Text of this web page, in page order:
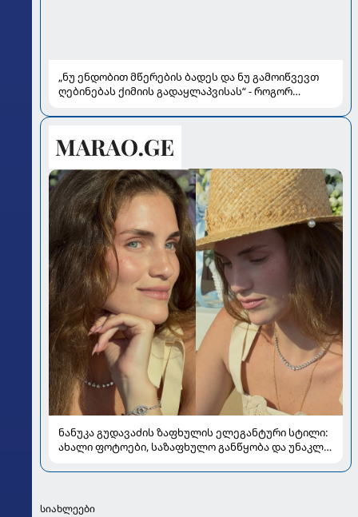
„ნუ ენდობით მწერების ბადეს და ნუ გამოიწვევთ
ღებინებას ქიმიის გადაყლაპვისას“ - როგორ
სალომე ახვლედიანის რჩევები
ნანუკა გუდავაძის ზაფხულის ელეგანტური სტილი:
ახალი ფოტოები, საზაფხულო განწყობა და უნაკლო
სიახლეები